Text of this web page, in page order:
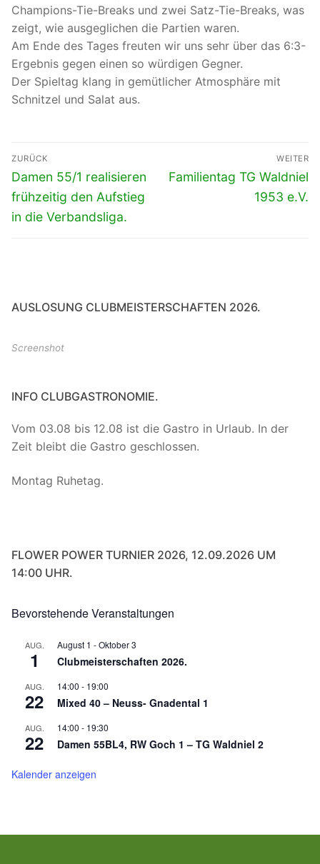
Champions-Tie-Breaks und zwei Satz-Tie-Breaks, was
zeigt, wie ausgeglichen die Partien waren.
Am Ende des Tages freuten wir uns sehr über das 6:3-
Ergebnis gegen einen so würdigen Gegner.
Der Spieltag klang in gemütlicher Atmosphäre mit
Schnitzel und Salat aus.
Beitragsnavigation
ZURÜCK
Vorheriger
Beitrag:
Damen 55/1 realisieren
frühzeitig den Aufstieg
in die Verbandsliga.
WEITER
Nächster
Familientag TG Waldniel
1953 e.V.
AUSLOSUNG CLUBMEISTERSCHAFTEN 2026.
Screenshot
INFO CLUBGASTRONOMIE.
Vom 03.08 bis 12.08 ist die Gastro in Urlaub. In der
Zeit bleibt die Gastro geschlossen.
Montag Ruhetag.
FLOWER POWER TURNIER 2026, 12.09.2026 UM
14:00 UHR.
Bevorstehende Veranstaltungen
AUG.
1
August 1 -Oktober 3
Clubmeisterschaften 2026.
AUG.
22
14:00 - 19:00
Mixed 40 – Neuss- Gnadental 1
AUG.
22
14:00 - 19:30
Damen 55BL4, RW Goch 1 – TG Waldniel 2
Kalender anzeigen